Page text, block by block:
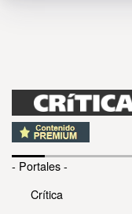
- Portales -
Crítica